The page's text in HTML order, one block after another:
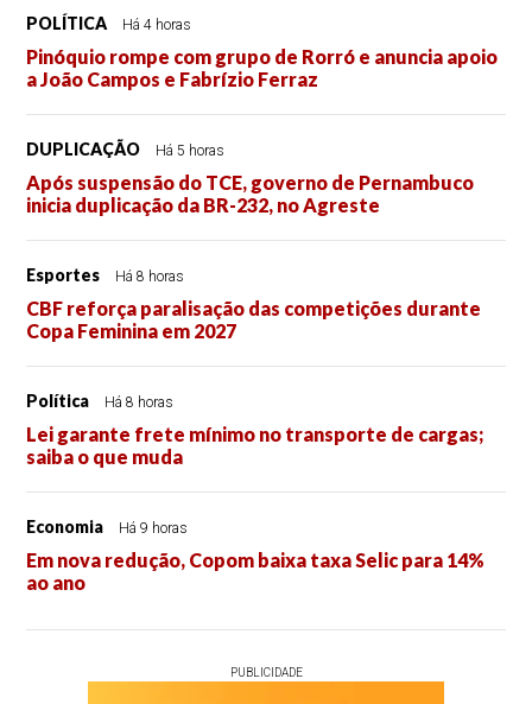
POLÍTICA Há 4 horas
Pinóquio rompe com grupo de Rorró e anuncia apoio
a João Campos e Fabrízio Ferraz
DUPLICAÇÃO Há 5 horas
Após suspensão do TCE, governo de Pernambuco
inicia duplicação da BR-232, no Agreste
Esportes Há 8 horas
CBF reforça paralisação das competições durante
Copa Feminina em 2027
Política Há 8 horas
Lei garante frete mínimo no transporte de cargas;
saiba o que muda
Economia Há 9 horas
Em nova redução, Copom baixa taxa Selic para 14%
ao ano
PUBLICIDADE